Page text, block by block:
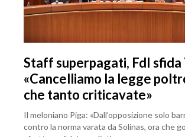
Staff superpagati, FdI sfida
«Cancelliamo la legge
che tanto criticavate»
Il meloniano Piga: «Dall’opposizione solo
contro la norma varata da Solinas, ora che